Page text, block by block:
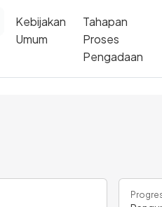
Kebijakan
Umum
Tahapan
Proses
Pengadaan